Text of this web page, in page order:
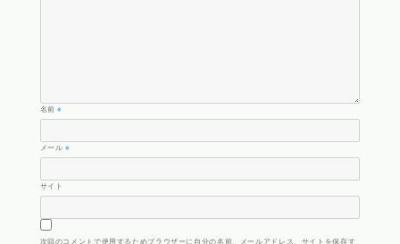
名前※
メール※
サイト
次回のコメントで使用するためブラウザーに自分の名前、メールアドレス、サイトを保存す